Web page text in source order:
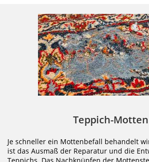
Teppich-Motten
Je schneller ein Mottenbefall behandelt
ist das Ausmaß der Reparatur und die